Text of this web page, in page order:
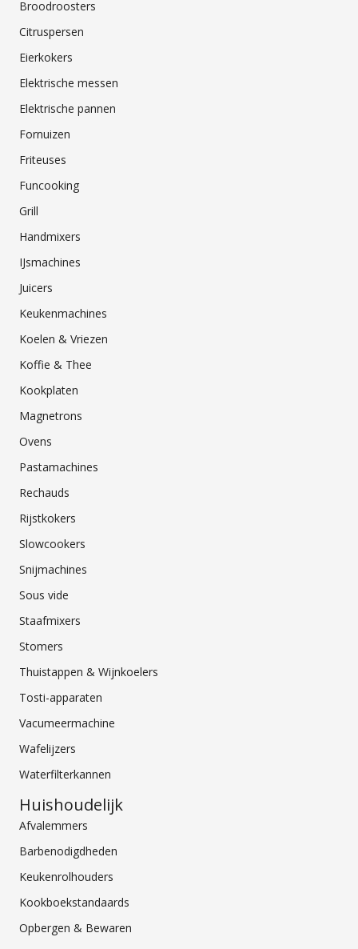
Broodroosters
Citruspersen
Eierkokers
Elektrische messen
Elektrische pannen
Fornuizen
Friteuses
Funcooking
Grill
Handmixers
IJsmachines
Juicers
Keukenmachines
Koelen & Vriezen
Koffie & Thee
Kookplaten
Magnetrons
Ovens
Pastamachines
Rechauds
Rijstkokers
Slowcookers
Snijmachines
Sous vide
Staafmixers
Stomers
Thuistappen & Wijnkoelers
Tosti-apparaten
Vacumeermachine
Wafelijzers
Waterfilterkannen
Huishoudelijk
Afvalemmers
Barbenodigdheden
Keukenrolhouders
Kookboekstandaards
Opbergen & Bewaren